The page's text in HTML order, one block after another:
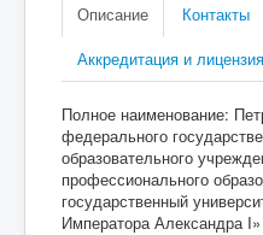
Описание
Контакты
Аккредитация и лицензия
Полное наименование:
федерального
образовательного
профессионального
государственный
Императора Александра I»